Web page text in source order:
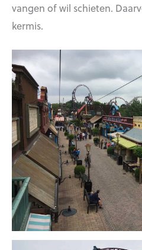
vangen of wil schieten.
kermis.